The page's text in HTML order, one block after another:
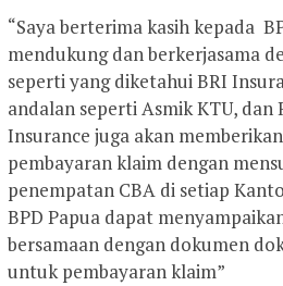
“Saya berterima kasih kepada
mendukung dan berkerjasama
seperti yang diketahui BRI
andalan seperti Asmik KTU, dan
Insurance juga akan
pembayaran klaim dengan
penempatan CBA di setiap
BPD Papua dapat
bersamaan dengan dokumen
untuk pembayaran klaim”